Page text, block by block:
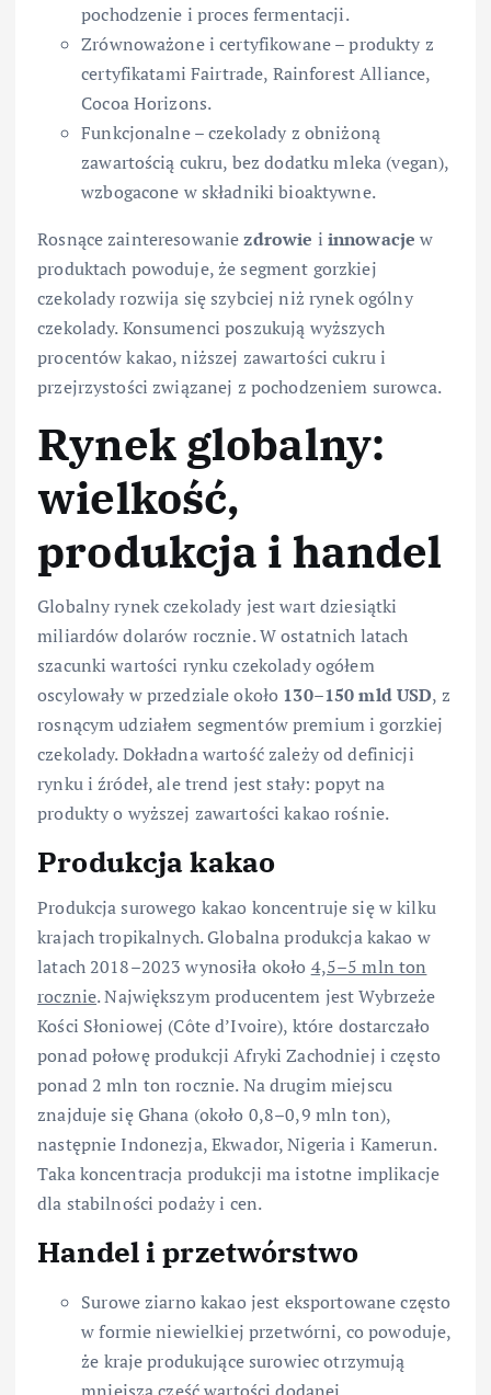
pochodzenie i proces fermentacji.
Zrównoważone i certyfikowane – produkty z
certyfikatami Fairtrade, Rainforest Alliance,
Cocoa Horizons.
Funkcjonalne – czekolady z obniżoną
zawartością cukru, bez dodatku mleka (vegan),
wzbogacone w składniki bioaktywne.
Rosnące zainteresowaniezdrowie i innowacje w
produktach powoduje, że segment gorzkiej
czekolady rozwija się szybciej niż rynek ogólny
czekolady. Konsumenci poszukują wyższych
procentów kakao, niższej zawartości cukru i
przejrzystości związanej z pochodzeniem surowca.
Rynek globalny:
wielkość,
produkcja i handel
Globalny rynek czekolady jest wart dziesiątki
miliardów dolarów rocznie. W ostatnich latach
szacunki wartości rynku czekolady ogółem
oscylowały w przedziale około 130–150 mld USD, z
rosnącym udziałem segmentów premium i gorzkiej
czekolady. Dokładna wartość zależy od definicji
rynku i źródeł, ale trend jest stały: popyt na
produkty o wyższej zawartości kakao rośnie.
Produkcja kakao
Produkcja surowego kakao koncentruje się w kilku
krajach tropikalnych. Globalna produkcja kakao w
latach 2018–2023 wynosiła około 4,5–5 mln ton
rocznie. Największym producentem jest Wybrzeże
Kości Słoniowej (Côte d’Ivoire), które dostarczało
ponad połowę produkcji Afryki Zachodniej i często
ponad 2 mln ton rocznie. Na drugim miejscu
znajduje się Ghana (około 0,8–0,9 mln ton),
następnie Indonezja, Ekwador, Nigeria i Kamerun.
Taka koncentracja produkcji ma istotne implikacje
dla stabilności podaży i cen.
Handel i przetwórstwo
Surowe ziarno kakao jest eksportowane często
w formie niewielkiej przetwórni, co powoduje,
że kraje produkujące surowiec otrzymują